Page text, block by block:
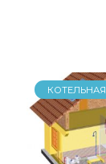
КОТЕЛЬНАЯ